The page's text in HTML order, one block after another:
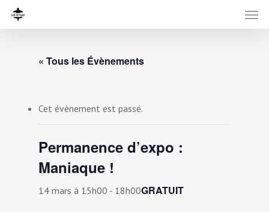
« Tous les Évènements
Cet évènement est passé.
Permanence d’expo :
Maniaque !
14 mars à 15h00 - 18h00GRATUIT